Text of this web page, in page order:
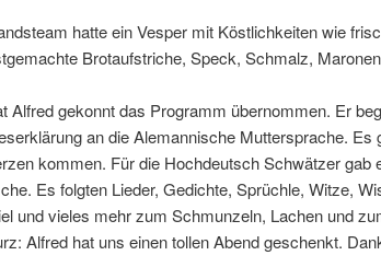
hatte ein Vesper mit Köstlichkeiten wie
Brotaufstriche, Speck, Schmalz,
Alfred gekonnt das Programm übernommen. Er
an die Alemannische Muttersprache. Es
kommen. Für die Hochdeutsch Schwätzer gab
Es folgten Lieder, Gedichte, Sprüchle, Witze,
und vieles mehr zum Schmunzeln, Lachen und
Alfred hat uns einen tollen Abend geschenkt.